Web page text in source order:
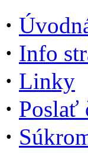
·
· Info
· Linky
· Poslať
·